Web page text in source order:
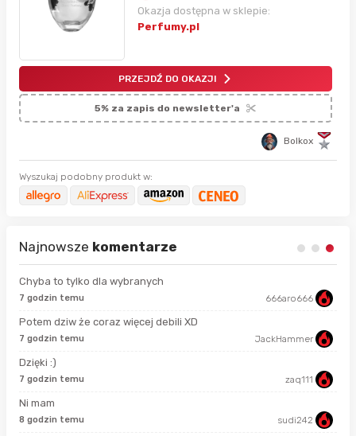
Okazja dostępna w sklepie:
Perfumy.pl
PRZEJDŹ DO OKAZJI
5% za zapis do newsletter'a
Bolkox
Wyszukaj podobny produkt w:
Najnowsze komentarze
Chyba to tylko dla wybranych
7 godzin temu 666aro666
Potem dziw że coraz więcej debili XD
7 godzin temu JackHammer
Dzięki :)
7 godzin temu zaq111
Ni mam
8 godzin temu sudi242